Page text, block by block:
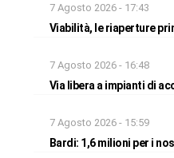
7 Agosto 2026 - 17:43
Viabilità, le riaperture
7 Agosto 2026 - 16:48
Via libera a impianti di
7 Agosto 2026 - 15:59
Bardi: 1,6 milioni per i